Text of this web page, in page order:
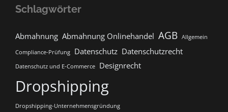
Schlagwörter
Abmahnung Abmahnung Onlinehandel AGB Allgemein
Compliance-Prüfung Datenschutz Datenschutzrecht
Datenschutz und E-Commerce Designrecht
Dropshipping
Dropshipping-Unternehmensgründung